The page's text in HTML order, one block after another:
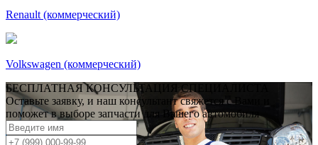
Renault (коммерческий)
Volkswagen (коммерческий)
БЕСПЛАТНАЯ КОНСУЛЬТАЦИЯ СПЕЦИАЛИСТА
Оставьте заявку, и наш консультант свяжется с Вами и
поможет в выборе запчасти для Вашего автомобиля